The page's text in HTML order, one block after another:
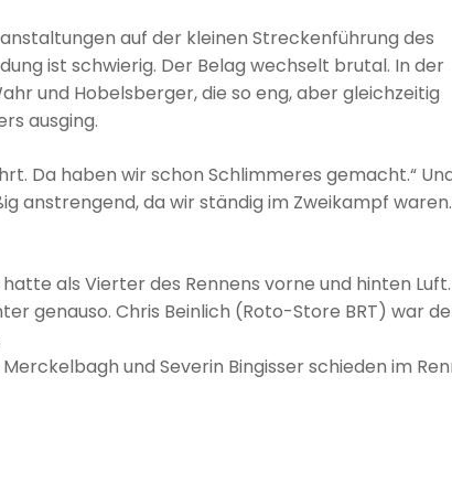
auf der kleinen Streckenführung des
ist schwierig. Der Belag wechselt brutal. In der
und Hobelsberger, die so eng, aber gleichzeitig
ausging.
Da haben wir schon Schlimmeres gemacht.“
anstrengend, da wir ständig im Zweikampf waren.
als Vierter des Rennens vorne und hinten Luft.
genauso. Chris Beinlich (Roto-Store BRT) war
und Severin Bingisser schieden im